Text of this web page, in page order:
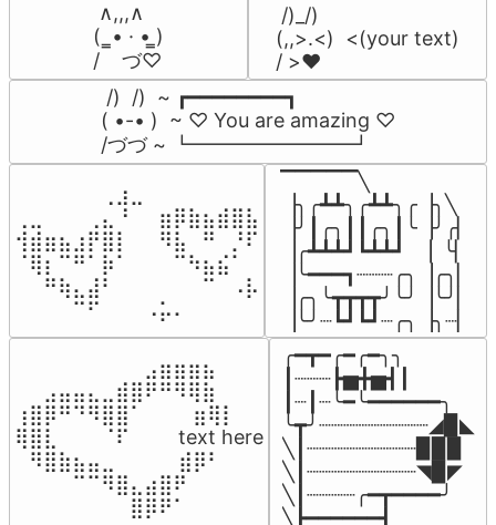
∧,,,∧
(  ̳• · • ̳)
/    づ♡
/)_/)
(,,>.<)  <(your text)
/ >❤️
/)  /)  ~ ┏━━━━━━━━┓
( •-• )  ~ ♡ You are amazing ♡
/づづ ~ ┗━━━━━━━━┛
⠀⠀⠀⠀⠀⠀⢀⣰⣀⠀⠀⠀⠀⠀⠀⠀⠀
⢀⣀⠀⠀⠀⢀⣄⠘⠀⠀⣶⡿⣷⣦⣾⣿⣧
⢺⣾⣶⣦⣰⡟⣿⡇⠀⠀⠻⣧⠀⠛⠀⡘⠏
⠈⢿⡆⠉⠛⠁⡷⠁⠀⠀⠀⠉⠳⣦⣮⠁⠀
⠀⠀⠛⢷⣄⣼⠃⠀⠀⠀⠀⠀⠀⠉⠀⠠⡧
⠀⠀⠀⠀⠉⠋⠀⠀⠀⠠⡥⠄⠀⠀⠀⠀⠀
▔▔▔▔▔╲
▕╮╭┻┻╮╭┻┻╮╭▕╮╲
▕╯┃╭╮┃┃╭╮┃╰▕╯╭▏
▕╭┻┻┻┛┗┻┻┛  ▕  ╰▏
▕╰━━━┓┈┈┈╭╮▕╭╮▏
▕╭╮╰┳┳┳┳╯╰╯▕╰╯▏
▕╰╯┈┗┛┗┛┈╭╮▕╮┈▏
⠀⠀⠀⠀⠀⠀⠀⠀⠀⣠⣶⣶⣶⣦⠀⠀
⠀⠀⣠⣤⣤⣄⣀⣾⣿⠟⠛⠻⢿⣷⠀
⢰⣿⡿⠛⠙⠻⣿⣿⠁⠀⠀ ⠀⣶⢿⡇
⢿⣿⣇⠀⠀⠀⠈⠏⠀⠀⠀ text here
⠀⠻⣿⣷⣦⣤⣀⠀⠀⠀ ⠀⣾⡿⠃⠀
⠀⠀⠀⠀⠉⠉⠻⣿⣄⣴⣿⠟⠀⠀⠀
⠀⠀⠀⠀⠀⠀⠀⠀⣿⡿⠟⠁⠀⠀⠀
╭━┳━╭━╭━╮╮
┃┈┈┈┣▅╋▅┫┃
┃┈┃┈╰━╰━━━━━━╮
╰┳╯┈┈┈┈┈┈┈┈┈◢▉◣
╲┃┈┈┈┈┈┈┈┈┈▉▉▉
╲┃┈┈┈┈┈┈┈┈┈◥▉◤
╲┃┈┈┈┈╭━┳━━━━╯
╲┣━━━━━━┫﻿